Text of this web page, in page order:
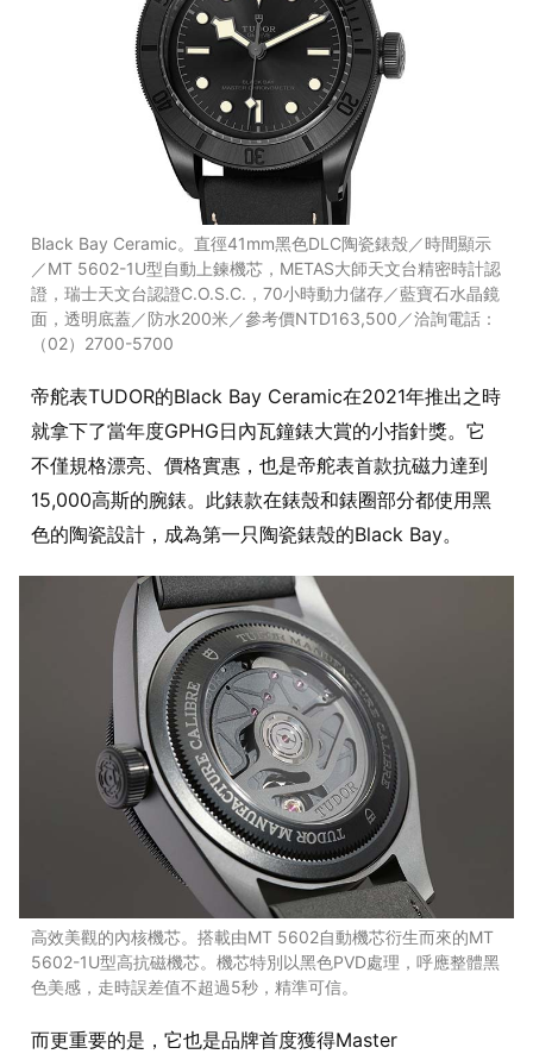
Black Bay Ceramic。直徑41mm黑色DLC陶瓷錶殼／時間顯示
／MT 5602-1U型自動上鍊機芯，METAS大師天文台精密時計認
證，瑞士天文台認證C.O.S.C.，70小時動力儲存／藍寶石水晶鏡
面，透明底蓋／防水200米／參考價NTD163,500／洽詢電話：
（02）2700-5700
帝舵表TUDOR的Black Bay Ceramic在2021年推出之時
就拿下了當年度GPHG日內瓦鐘錶大賞的小指針獎。它
不僅規格漂亮、價格實惠，也是帝舵表首款抗磁力達到
15,000高斯的腕錶。此錶款在錶殼和錶圈部分都使用黑
色的陶瓷設計，成為第一只陶瓷錶殼的Black Bay。
高效美觀的內核機芯。搭載由MT 5602自動機芯衍生而來的MT
5602-1U型高抗磁機芯。機芯特別以黑色PVD處理，呼應整體黑
色美感，走時誤差值不超過5秒，精準可信。
而更重要的是，它也是品牌首度獲得Master